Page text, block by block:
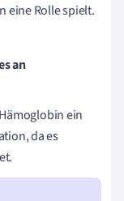
eine Rolle spielt.
an
ein
da es